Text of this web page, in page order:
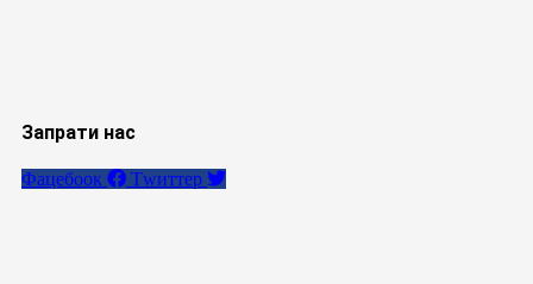
Запрати нас
Фацебоок Тwиттер